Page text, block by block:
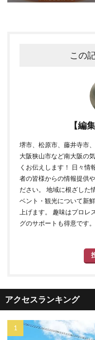
この
【編
堺市、松原市、藤井寺市
大阪狭山市など南大阪の
くお伝えします！ 日々情
者の皆様からの情報提供
ださい。 地域に根ざした
ベント・観光について新
上げます。 趣味はプロ
グのサポートも得意です。
アクセスランキング